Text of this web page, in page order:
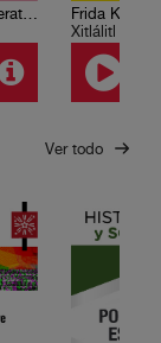
El placer de la literatura
Frida Kahlo
Xitlálitl
Ver todo